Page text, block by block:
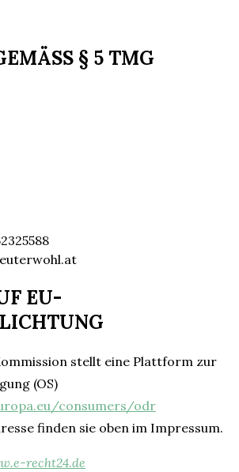
§ 5 TMG
EU-
stellt eine Plattform zur
(OS)
consumers/odr
finden sie oben im Impressum.
recht24.de